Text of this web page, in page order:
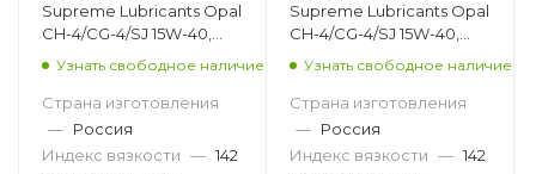
Supreme Lubricants Opal
CH-4/CG-4/SJ 15W-40,
205л
Узнать свободное наличие
Страна изготовления
— Россия
Индекс вязкости — 142
Supreme Lubricants Opal
CH-4/CG-4/SJ 15W-40,
20лУзнать свободное наличие
Страна изготовления
— Россия
Индекс вязкости — 142